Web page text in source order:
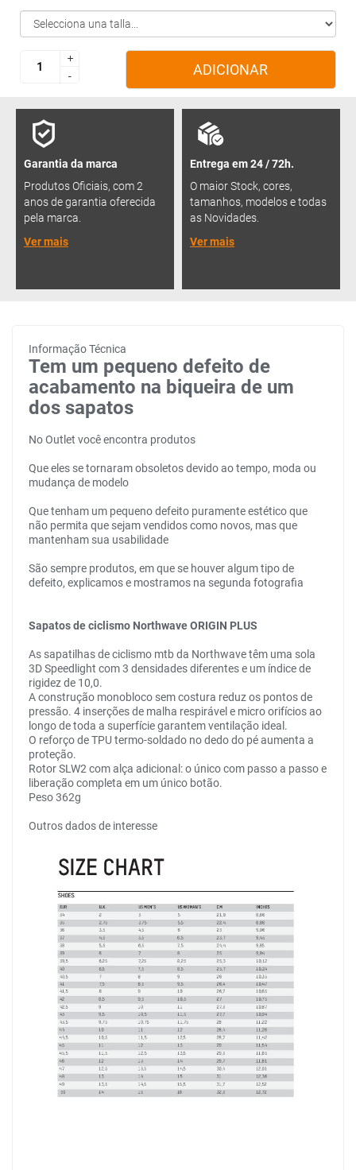
+
-
+
-
ADICIONAR
Garantia da marca
Produtos Oficiais, com 2
anos de garantia oferecida
pela marca.
Ver mais
Entrega em 24 / 72h.
O maior Stock, cores,
tamanhos, modelos e todas
as Novidades.
Ver mais
Informação Técnica
Tem um pequeno defeito de
acabamento na biqueira de um
dos sapatos
No Outlet você encontra produtos
Que eles se tornaram obsoletos devido ao tempo, moda ou
mudança de modelo
Que tenham um pequeno defeito puramente estético que
não permita que sejam vendidos como novos, mas que
mantenham sua usabilidade
São sempre produtos, em que se houver algum tipo de
defeito, explicamos e mostramos na segunda fotografia
Sapatos de ciclismo Northwave ORIGIN PLUS
As sapatilhas de ciclismo mtb da Northwave têm uma sola
3D Speedlight com 3 densidades diferentes e um índice de
rigidez de 10,0.
A construção monobloco sem costura reduz os pontos de
pressão. 4 inserções de malha respirável e micro orifícios ao
longo de toda a superfície garantem ventilação ideal.
O reforço de TPU termo-soldado no dedo do pé aumenta a
proteção.
Rotor SLW2 com alça adicional: o único com passo a passo e
liberação completa em um único botão.
Peso 362g
Outros dados de interesse